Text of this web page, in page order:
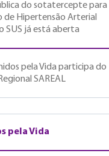
do sotatercepte para
Hipertensão Arterial
SUS já está aberta
pela Vida participa do
SAREAL
pela Vida